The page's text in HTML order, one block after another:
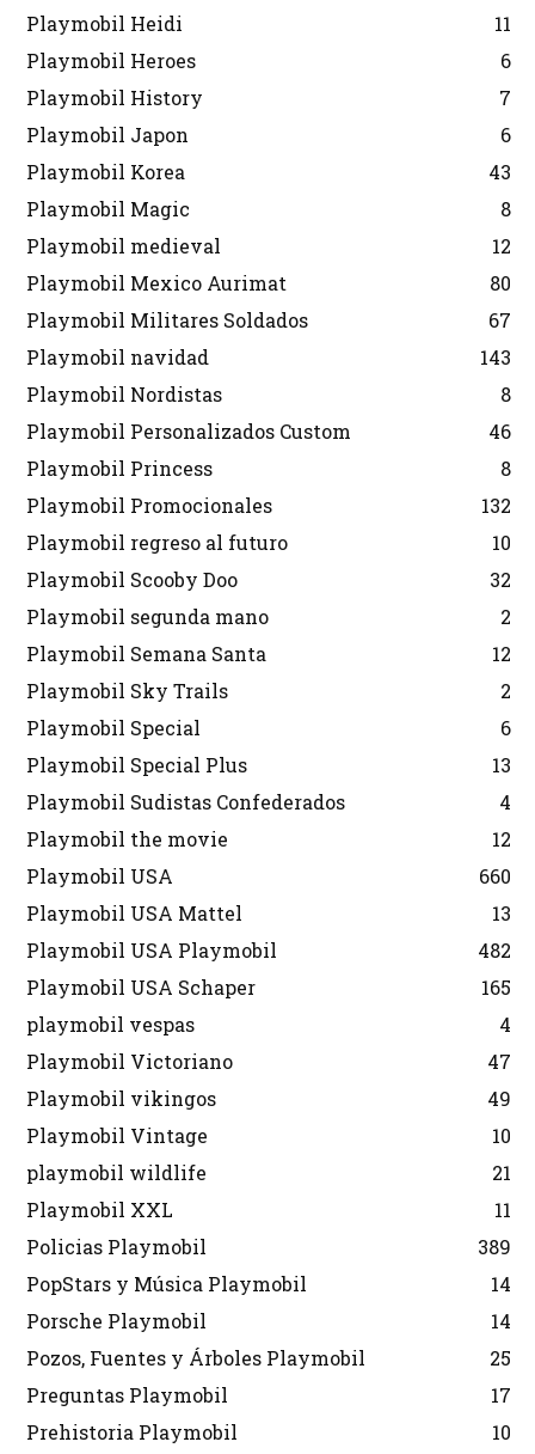
Playmobil Heidi
11
Playmobil Heroes
6
Playmobil History
7
Playmobil Japon
6
Playmobil Korea
43
Playmobil Magic
8
Playmobil medieval
12
Playmobil Mexico Aurimat
80
Playmobil Militares Soldados
67
Playmobil navidad
143
Playmobil Nordistas
8
Playmobil Personalizados Custom
46
Playmobil Princess
8
Playmobil Promocionales
132
Playmobil regreso al futuro
10
Playmobil Scooby Doo
32
Playmobil segunda mano
2
Playmobil Semana Santa
12
Playmobil Sky Trails
2
Playmobil Special
6
Playmobil Special Plus
13
Playmobil Sudistas Confederados
4
Playmobil the movie
12
Playmobil USA
660
Playmobil USA Mattel
13
Playmobil USA Playmobil
482
Playmobil USA Schaper
165
playmobil vespas
4
Playmobil Victoriano
47
Playmobil vikingos
49
Playmobil Vintage
10
playmobil wildlife
21
Playmobil XXL
11
Policias Playmobil
389
PopStars y Música Playmobil
14
Porsche Playmobil
14
Pozos, Fuentes y Árboles Playmobil
25
Preguntas Playmobil
17
Prehistoria Playmobil
10